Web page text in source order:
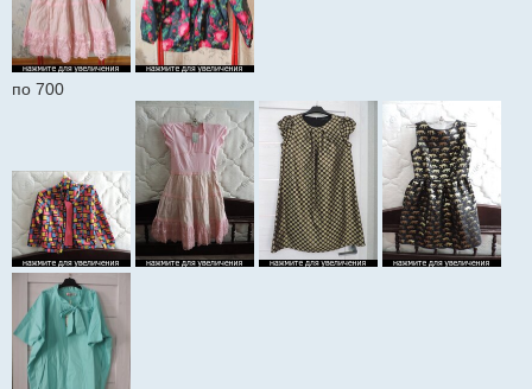
по 700